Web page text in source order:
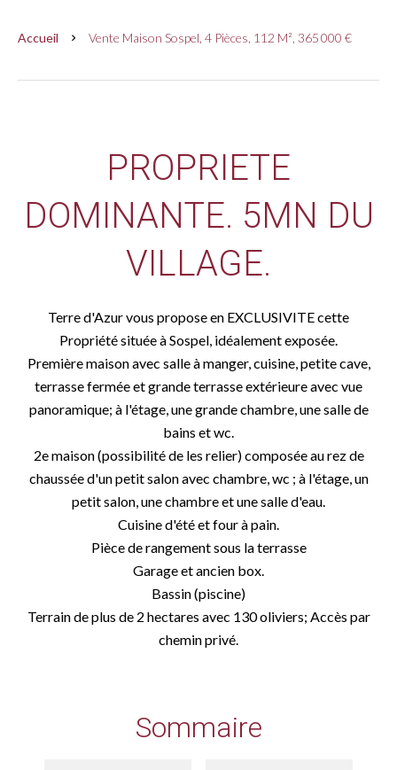
Accueil Vente Maison Sospel, 4 Pièces, 112 M², 365 000 €
PROPRIETE
DOMINANTE. 5MN DU
VILLAGE.
Terre d'Azur vous propose en EXCLUSIVITE cette
Propriété située à Sospel, idéalement exposée.
Première maison avec salle à manger, cuisine, petite cave,
terrasse fermée et grande terrasse extérieure avec vue
panoramique; à l'étage, une grande chambre, une salle de
bains et wc.
2e maison (possibilité de les relier) composée au rez de
chaussée d'un petit salon avec chambre, wc ; à l'étage, un
petit salon, une chambre et une salle d'eau.
Cuisine d'été et four à pain.
Pièce de rangement sous la terrasse
Garage et ancien box.
Bassin (piscine)
Terrain de plus de 2 hectares avec 130 oliviers; Accès par
chemin privé.
Sommaire